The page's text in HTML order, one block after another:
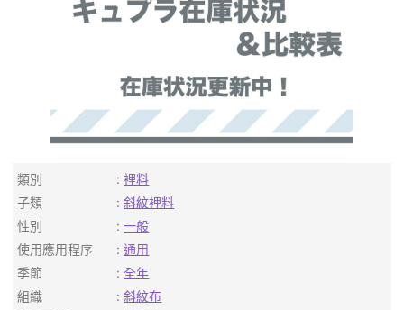
類別
裡料
子類
斜紋裡料
性別
一般
使用應用程序
通用
季節
全年
組織
斜紋布